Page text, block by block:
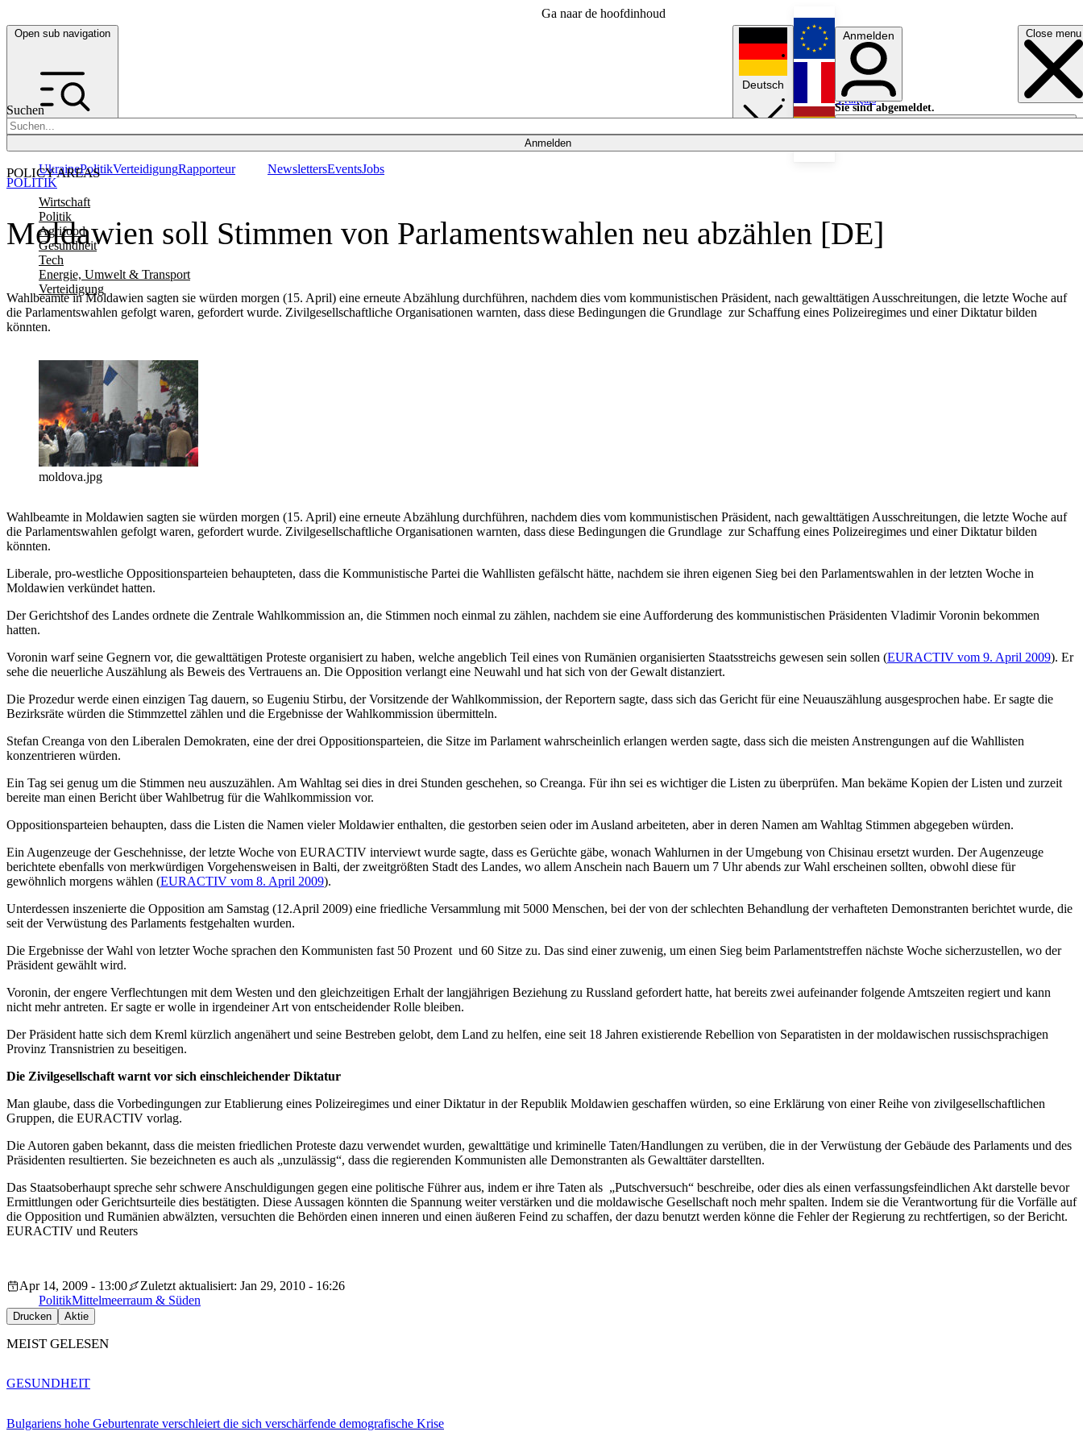
Ga naar de hoofdinhoud
Open sub navigation Close menu
Suchen
Anmelden
POLICY AREAS
Wirtschaft
Politik
Agrifood
Gesundheit
Tech
Energie, Umwelt & Transport
Verteidigung
UkrainePolitikVerteidigungRapporteur NewslettersEventsJobs
Deutsch
English
Français
Anmelden
Sie sind abgemeldet.
Anmelden
Licht aus
Moldawien soll Stimmen von Parlamentswahlen neu abzählen [DE]
Wahlbeamte in Moldawien sagten sie würden morgen (15. April) eine erneute Abzählung durchführen, nachdem dies vom kommunistischen Präsident, nach gewalttätigen Ausschreitungen, die letzte Woche auf
die Parlamentswahlen gefolgt waren, gefordert wurde. Zivilgesellschaftliche Organisationen warnten, dass diese Bedingungen die Grundlage zur Schaffung eines Polizeiregimes und einer Diktatur bilden
könnten.
POLITIK
moldova.jpg
Wahlbeamte in Moldawien sagten sie würden morgen (15. April) eine erneute Abzählung durchführen, nachdem dies vom kommunistischen Präsident, nach gewalttätigen Ausschreitungen, die letzte Woche auf
die Parlamentswahlen gefolgt waren, gefordert wurde. Zivilgesellschaftliche Organisationen warnten, dass diese Bedingungen die Grundlage zur Schaffung eines Polizeiregimes und einer Diktatur bilden
könnten.
Liberale, pro-westliche Oppositionsparteien behaupteten, dass die Kommunistische Partei die Wahllisten gefälscht hätte, nachdem sie ihren eigenen Sieg bei den Parlamentswahlen in der letzten Woche in
Moldawien verkündet hatten.
Der Gerichtshof des Landes ordnete die Zentrale Wahlkommission an, die Stimmen noch einmal zu zählen, nachdem sie eine Aufforderung des kommunistischen Präsidenten Vladimir Voronin bekommen
hatten.
Voronin warf seine Gegnern vor, die gewalttätigen Proteste organisiert zu haben, welche angeblich Teil eines von Rumänien organisierten Staatsstreichs gewesen sein sollen (EURACTIV vom 9. April 2009). Er
sehe die neuerliche Auszählung als Beweis des Vertrauens an. Die Opposition verlangt eine Neuwahl und hat sich von der Gewalt distanziert.
Die Prozedur werde einen einzigen Tag dauern, so Eugeniu Stirbu, der Vorsitzende der Wahlkommission, der Reportern sagte, dass sich das Gericht für eine Neuauszählung ausgesprochen habe. Er sagte die
Bezirksräte würden die Stimmzettel zählen und die Ergebnisse der Wahlkommission übermitteln.
Stefan Creanga von den Liberalen Demokraten, eine der drei Oppositionsparteien, die Sitze im Parlament wahrscheinlich erlangen werden sagte, dass sich die meisten Anstrengungen auf die Wahllisten
konzentrieren würden.
Ein Tag sei genug um die Stimmen neu auszuzählen. Am Wahltag sei dies in drei Stunden geschehen, so Creanga. Für ihn sei es wichtiger die Listen zu überprüfen. Man bekäme Kopien der Listen und zurzeit
bereite man einen Bericht über Wahlbetrug für die Wahlkommission vor.
Oppositionsparteien behaupten, dass die Listen die Namen vieler Moldawier enthalten, die gestorben seien oder im Ausland arbeiteten, aber in deren Namen am Wahltag Stimmen abgegeben würden.
Ein Augenzeuge der Geschehnisse, der letzte Woche von EURACTIV interviewt wurde sagte, dass es Gerüchte gäbe, wonach Wahlurnen in der Umgebung von Chisinau ersetzt wurden. Der Augenzeuge
berichtete ebenfalls von merkwürdigen Vorgehensweisen in Balti, der zweitgrößten Stadt des Landes, wo allem Anschein nach Bauern um 7 Uhr abends zur Wahl erscheinen sollten, obwohl diese für
gewöhnlich morgens wählen (EURACTIV vom 8. April 2009).
Unterdessen inszenierte die Opposition am Samstag (12.April 2009) eine friedliche Versammlung mit 5000 Menschen, bei der von der schlechten Behandlung der verhafteten Demonstranten berichtet wurde, die
seit der Verwüstung des Parlaments festgehalten wurden.
Die Ergebnisse der Wahl von letzter Woche sprachen den Kommunisten fast 50 Prozent und 60 Sitze zu. Das sind einer zuwenig, um einen Sieg beim Parlamentstreffen nächste Woche sicherzustellen, wo der
Präsident gewählt wird.
Voronin, der engere Verflechtungen mit dem Westen und den gleichzeitigen Erhalt der langjährigen Beziehung zu Russland gefordert hatte, hat bereits zwei aufeinander folgende Amtszeiten regiert und kann
nicht mehr antreten. Er sagte er wolle in irgendeiner Art von entscheidender Rolle bleiben.
Der Präsident hatte sich dem Kreml kürzlich angenähert und seine Bestreben gelobt, dem Land zu helfen, eine seit 18 Jahren existierende Rebellion von Separatisten in der moldawischen russischsprachigen
Provinz Transnistrien zu beseitigen.
Die Zivilgesellschaft warnt vor sich einschleichender Diktatur
Man glaube, dass die Vorbedingungen zur Etablierung eines Polizeiregimes und einer Diktatur in der Republik Moldawien geschaffen würden, so eine Erklärung von einer Reihe von zivilgesellschaftlichen
Gruppen, die EURACTIV vorlag.
Die Autoren gaben bekannt, dass die meisten friedlichen Proteste dazu verwendet wurden, gewalttätige und kriminelle Taten/Handlungen zu verüben, die in der Verwüstung der Gebäude des Parlaments und des
Präsidenten resultierten. Sie bezeichneten es auch als „unzulässig“, dass die regierenden Kommunisten alle Demonstranten als Gewalttäter darstellten.
Das Staatsoberhaupt spreche sehr schwere Anschuldigungen gegen eine politische Führer aus, indem er ihre Taten als „Putschversuch“ beschreibe, oder dies als einen verfassungsfeindlichen Akt darstelle bevor
Ermittlungen oder Gerichtsurteile dies bestätigten. Diese Aussagen könnten die Spannung weiter verstärken und die moldawische Gesellschaft noch mehr spalten. Indem sie die Verantwortung für die Vorfälle auf
die Opposition und Rumänien abwälzten, versuchten die Behörden einen inneren und einen äußeren Feind zu schaffen, der dazu benutzt werden könne die Fehler der Regierung zu rechtfertigen, so der Bericht.
EURACTIV und Reuters
Apr 14, 2009 - 13:00
Zuletzt aktualisiert: Jan 29, 2010 - 16:26
PolitikMittelmeerraum & Süden
Drucken Aktie
MEIST GELESEN
Bulgariens hohe Geburtenrate verschleiert die sich verschärfende demografische Krise
GESUNDHEIT